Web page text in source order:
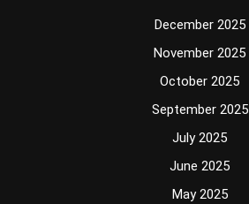
December 2025
November 2025
October 2025
September 2025
July 2025
June 2025
May 2025